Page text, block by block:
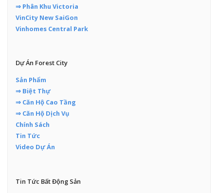
⇒ Phân Khu Victoria
VinCity New SaiGon
Vinhomes Central Park
Dự Án Forest City
Sản Phẩm
⇒ Biệt Thự
⇒ Căn Hộ Cao Tầng
⇒ Căn Hộ Dịch Vụ
Chính Sách
Tin Tức
Video Dự Án
Tin Tức Bất Động Sản